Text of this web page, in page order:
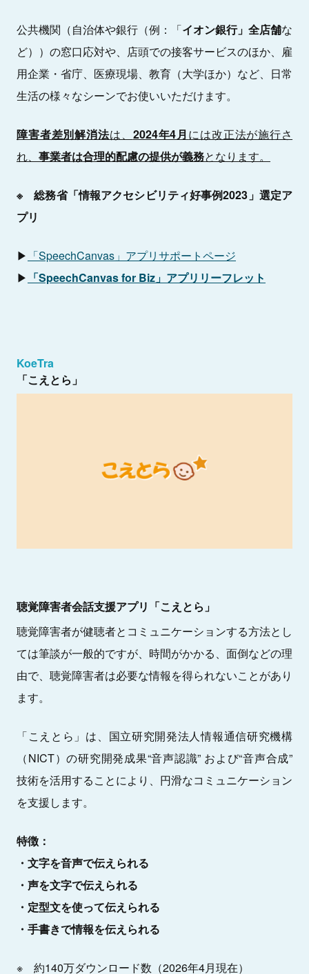
公共機関（自治体や銀行（例：「イオン銀行」全店舗な
ど））の窓口応対や、店頭での接客サービスのほか、雇
用企業・省庁、医療現場、教育（大学ほか）など、日常
生活の様々なシーンでお使いいただけます。
障害者差別解消法は、 2024年4月 には改正法が施行さ
れ、 事業者は合理的配慮の提供が義務となります。
※ 総務省「情報アクセシビリティ好事例2023」選定ア
プリ
▶ 「SpeechCanvas」アプリサポートページ
▶ 「SpeechCanvas for Biz」アプリリーフレット
KoeTra
「こえとら」
聴覚障害者会話支援アプリ 「こえとら」
聴覚障害者が健聴者とコミュニケーションする方法とし
ては筆談が一般的ですが、時間がかかる、面倒などの理
由で、聴覚障害者は必要な情報を得られないことがあり
ます。
「こえとら」は、国立研究開発法人情報通信研究機構
（NICT）の研究開発成果“音声認識” および“音声合成”
技術を活用することにより、円滑なコミュニケーション
を支援します。
特徴：
・文字を音声で伝えられる
・声を文字で伝えられる
・定型文を使って伝えられる
・手書きで情報を伝えられる
※ 約140万ダウンロード数（2026年4月現在）